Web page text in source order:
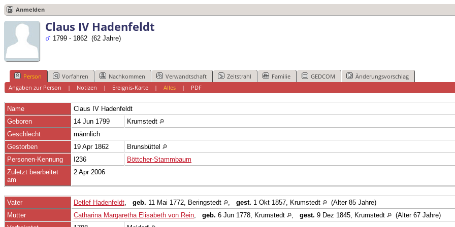
Anmelden
Claus IV Hadenfeldt
1799 - 1862 (62 Jahre)
Person Vorfahren Nachkommen Verwandtschaft Zeitstrahl Familie GEDCOM
Änderungsvorschlag
Angaben zur Person | Notizen | Ereignis-Karte| Alles| PDF
Name Claus IV Hadenfeldt
Geboren
14 Jun 1799
Krumstedt
Geschlecht
männlich
Gestorben
19 Apr 1862
Brunsbüttel
Personen-Kennung
I236
Böttcher-Stammbaum
Zuletzt bearbeitet
am
2 Apr 2006
Vater Detlef Hadenfeldt, geb. 11 Mai 1772, Beringstedt , gest. 1 Okt 1857, Krumstedt
(Alter 85 Jahre)
Mutter
Catharina Margaretha Elisabeth von Rein, geb. 6 Jun 1778, Krumstedt , gest. 9 Dez 1845, Krumstedt
(Alter 67 Jahre)